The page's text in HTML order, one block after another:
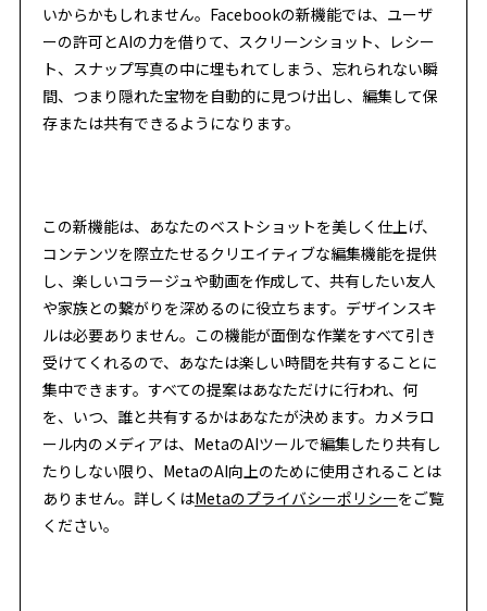
いからかもしれません。Facebookの新機能では、ユーザ
ーの許可とAIの力を借りて、スクリーンショット、レシー
ト、スナップ写真の中に埋もれてしまう、忘れられない瞬
間、つまり隠れた宝物を自動的に見つけ出し、編集して保
存または共有できるようになります。
この新機能は、あなたのベストショットを美しく仕上げ、
コンテンツを際立たせるクリエイティブな編集機能を提供
し、楽しいコラージュや動画を作成して、共有したい友人
や家族との繋がりを深めるのに役立ちます。デザインスキ
ルは必要ありません。この機能が面倒な作業をすべて引き
受けてくれるので、あなたは楽しい時間を共有することに
集中できます。すべての提案はあなただけに行われ、何
を、いつ、誰と共有するかはあなたが決めます。カメラロ
ール内のメディアは、MetaのAIツールで編集したり共有し
たりしない限り、MetaのAI向上のために使用されることは
ありません。詳しくはMetaのプライバシーポリシーをご覧
ください。